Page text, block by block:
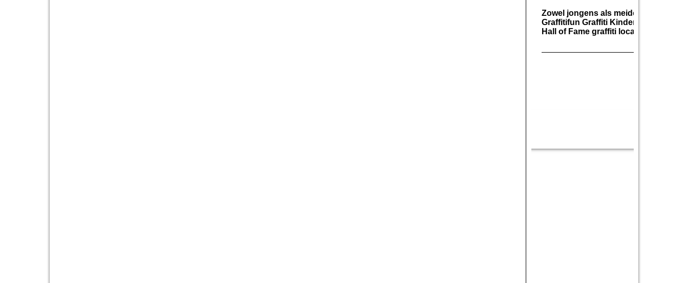
Zowel jongens als meiden artiesten
Graffitifun Graffiti Kinderfeestjes
Hall of Fame graffiti locaties.